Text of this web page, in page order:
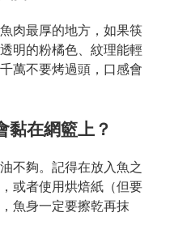
肉最厚的地方，如果筷
明的粉橘色、紋理能輕
萬不要烤過頭，口感會
黏在網籃上？
不夠。記得在放入魚之
或者使用烘焙紙（但要
魚身一定要擦乾再抹